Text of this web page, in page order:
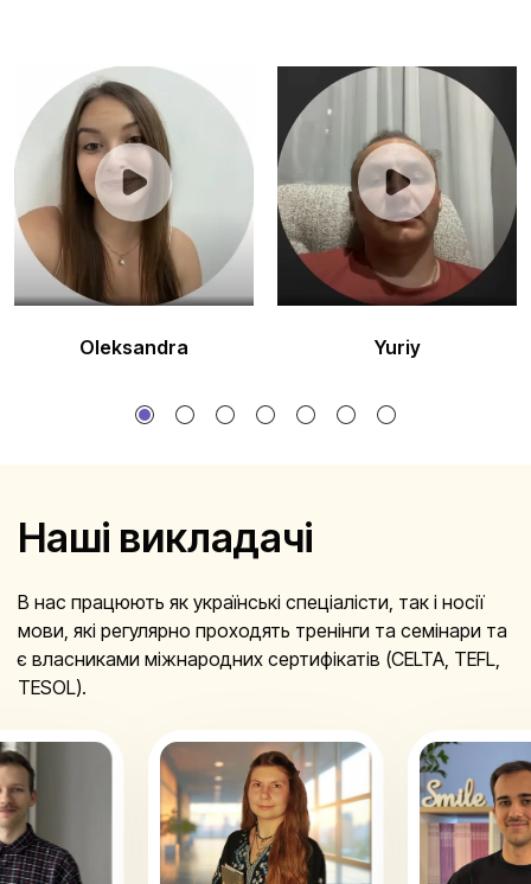
Oleksandra Yuriy
2
Наші викладачі
В нас працюють як українські спеціалісти, так і носії
мови, які регулярно проходять тренінги та семінари та
є власниками міжнародних сертифікатів (CELTA, TEFL,
TESOL).